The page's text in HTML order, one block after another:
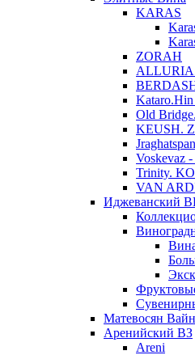
KARAS
ZORAH
Old
KEUSH.
Voskevaz
Trinity.
VAN
Иджеванский
Матевосян Вайн
Аренийский ВЗ
Areni